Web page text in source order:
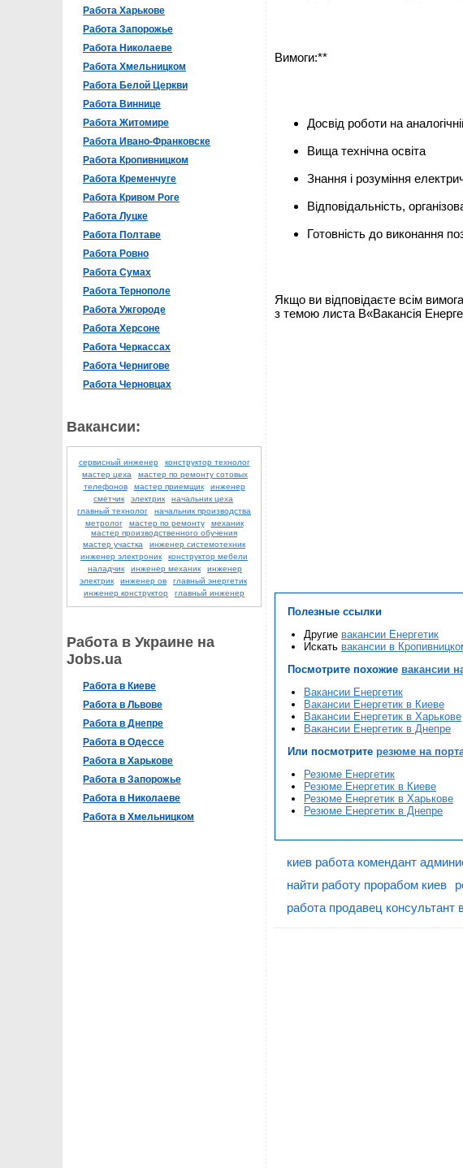
Работа Харькове
Работа Запорожье
Работа Николаеве
Работа Хмельницком
Работа Белой Церкви
Работа Виннице
Работа Житомире
Работа Ивано-Франковске
Работа Кропивницком
Работа Кременчуге
Работа Кривом Роге
Работа Луцке
Работа Полтаве
Работа Ровно
Работа Сумах
Работа Тернополе
Работа Ужгороде
Работа Херсоне
Работа Черкассах
Работа Чернигове
Работа Черновцах
Вакансии:
сервисный инженер
конструктор технолог
мастер цеха
мастер по ремонту сотовых
телефонов
мастер приемщик
инженер
сметчик
электрик
начальник цеха
главный технолог
начальник производства
метролог
мастер по ремонту
механик
мастер производственного обучения
мастер участка
инженер системотехник
инженер электроник
конструктор мебели
наладчик
инженер механик
инженер
электрик
инженер ов
главный энергетик
инженер конструктор
главный инженер
Работа в Украине на
Jobs.ua
Работа в Киеве
Работа в Львове
Работа в Днепре
Работа в Одессе
Работа в Харькове
Работа в Запорожье
Работа в Николаеве
Работа в Хмельницком
Вимоги:**
Досвід роботи на
Вища технічна освіта
Знання і розуміння
Відповідальність,
Готовність до виконання
Якщо ви відповідаєте всім
з темою листа В«Вакансія
Полезные ссылки
Другие вакансии Енергетик
Искать вакансии в
Посмотрите похожие вакансии
Вакансии Енергетик
Вакансии Енергетик в Киеве
Вакансии Енергетик в Харькове
Вакансии Енергетик в Днепре
Или посмотрите резюме на
Резюме Енергетик
Резюме Енергетик в Киеве
Резюме Енергетик в Харькове
Резюме Енергетик в Днепре
киев работа комендант
найти работу прорабом киев
работа продавец консультант